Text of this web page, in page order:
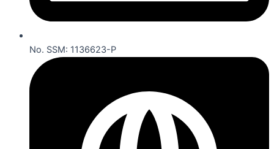
No. SSM: 1136623-P